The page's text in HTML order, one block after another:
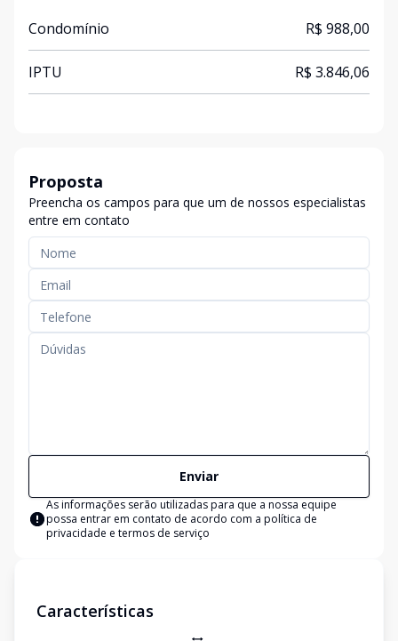
Condomínio R$ 988,00
IPTU R$ 3.846,06
Proposta
Preencha os campos para que um de nossos especialistas
entre em contato
Enviar
As informações serão utilizadas para que a nossa equipe
possa entrar em contato de acordo com a política de
privacidade e termos de serviço
Características